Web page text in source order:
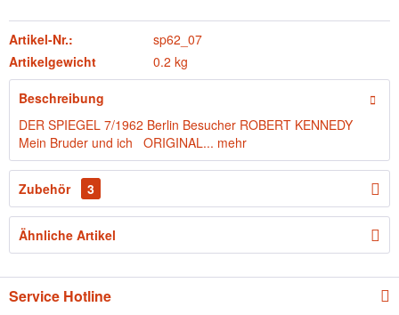
Artikel-Nr.:
sp62_07
Artikelgewicht
0.2 kg
Beschreibung
DER SPIEGEL 7/1962 Berlin Besucher ROBERT KENNEDY
Mein Bruder und ich ORIGINAL... mehr
Zubehör 3
Ähnliche Artikel
Service Hotline